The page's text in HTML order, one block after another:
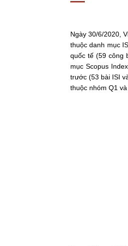
Ngày 30/6/2020,
thuộc danh mục
quốc tế (59 công
mục Scopus
trước (53 bài ISI
thuộc nhóm Q1